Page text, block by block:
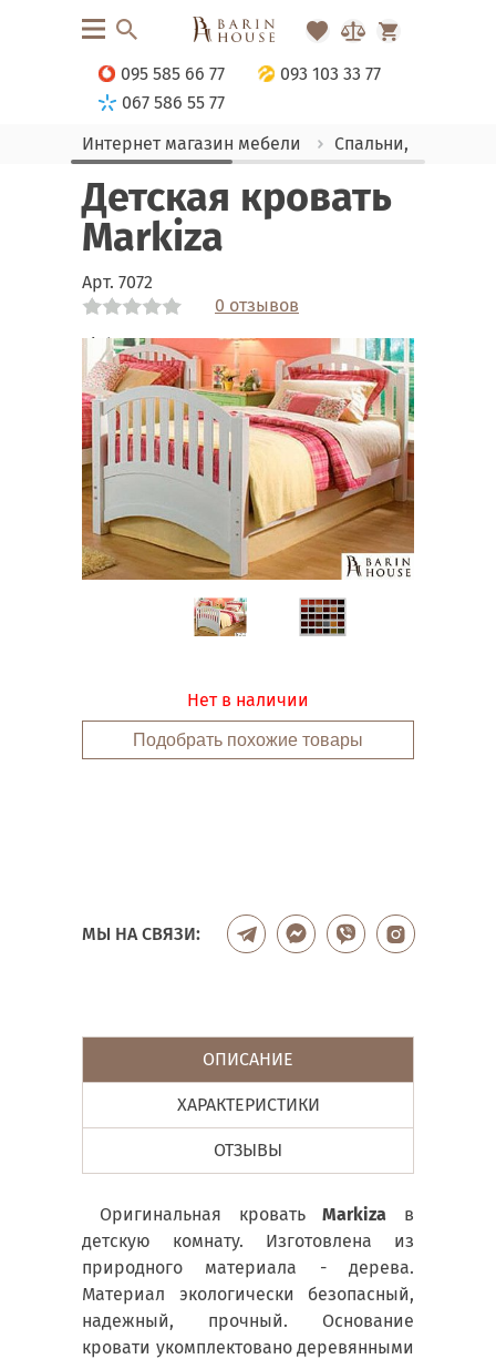
095 585 66 77
093 103 33 77
067 586 55 77
Интернет магазин мебели
Спальни, Кровати
Детская кровать
Markiza
Арт. 7072
0 отзывов
Link
Link
Нет в наличии
Подобрать похожие товары
МЫ НА СВЯЗИ:
ОПИСАНИЕ
ХАРАКТЕРИСТИКИ
ОТЗЫВЫ
Оригинальная кроватьMarkiza в
детскую комнату. Изготовлена из
природного материала - дерева.
Материал экологически безопасный,
надежный, прочный. Основание
кровати укомплектовано деревянными